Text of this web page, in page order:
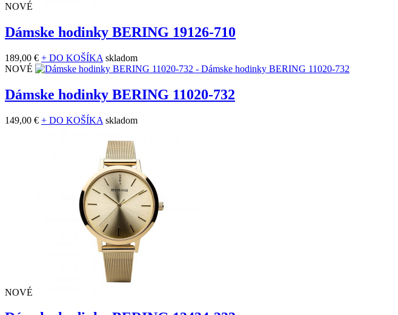
NOVÉ
Dámske hodinky BERING 19126-710
189,00 € + DO KOŠÍKA skladom
NOVÉ
Dámske hodinky BERING 11020-732
149,00 € + DO KOŠÍKA skladom
NOVÉ